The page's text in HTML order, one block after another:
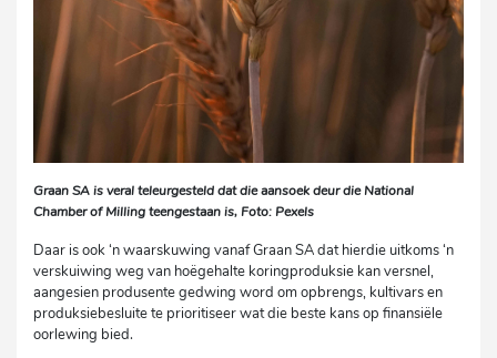
Graan SA is veral teleurgesteld dat die aansoek deur die National
Chamber of Milling teengestaan is, Foto: Pexels
Daar is ook ‘n waarskuwing vanaf Graan SA dat hierdie uitkoms ‘n
verskuiwing weg van hoëgehalte koringproduksie kan versnel,
aangesien produsente gedwing word om opbrengs, kultivars en
produksiebesluite te prioritiseer wat die beste kans op finansiële
oorlewing bied.